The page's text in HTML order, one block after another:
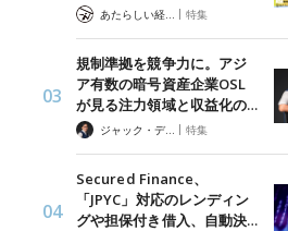
| 特集
規制準拠を競争力に。アジ
ア有数の暗号資産企業OSL
が見る注力領域と収益化の…
ジャック・デロン（Jack Derong） | 特集
Secured Finance、
「JPYC」対応のレンディン
グや担保付き借入、自動決…